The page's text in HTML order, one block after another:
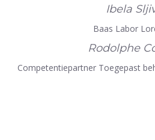
Ibela
Baas Labor
Rodolphe
Competentiepartner Toegepast